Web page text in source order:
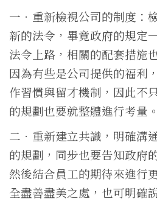
一．重新檢視公司的制度：
新的法令，畢竟政府的規定
法令上路，相關的配套措施
因為有些是公司提供的福利
作習慣與留才機制，因此不
的規劃也要就整體進行考量。
二．重新建立共識，明確溝
的規劃，同步也要告知政府
然後結合員工的期待來進行
全盡善盡美之處，也可明確